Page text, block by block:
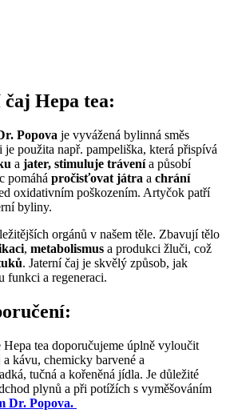
Hepa tea:
Popova je vyvážená bylinná směs
je použita např. pampeliška, která přispívá
a jater, stimuluje trávenía působí
pomáhá pročisťovat játra a chrání
oxidativním poškozením. Artyčok patří
byliny.
orgánů v našem těle. Zbavují tělo
, metabolismus a produkci žluči, což
. Jaterní čaj je skvělý způsob, jak
funkci a regeneraci.
tea doporučujeme úplně vyloučit
kávu, chemicky barvené a
tučná a kořeněná jídla. Je důležité
plynů a při potížích s vyměšováním
Dr. Popova.